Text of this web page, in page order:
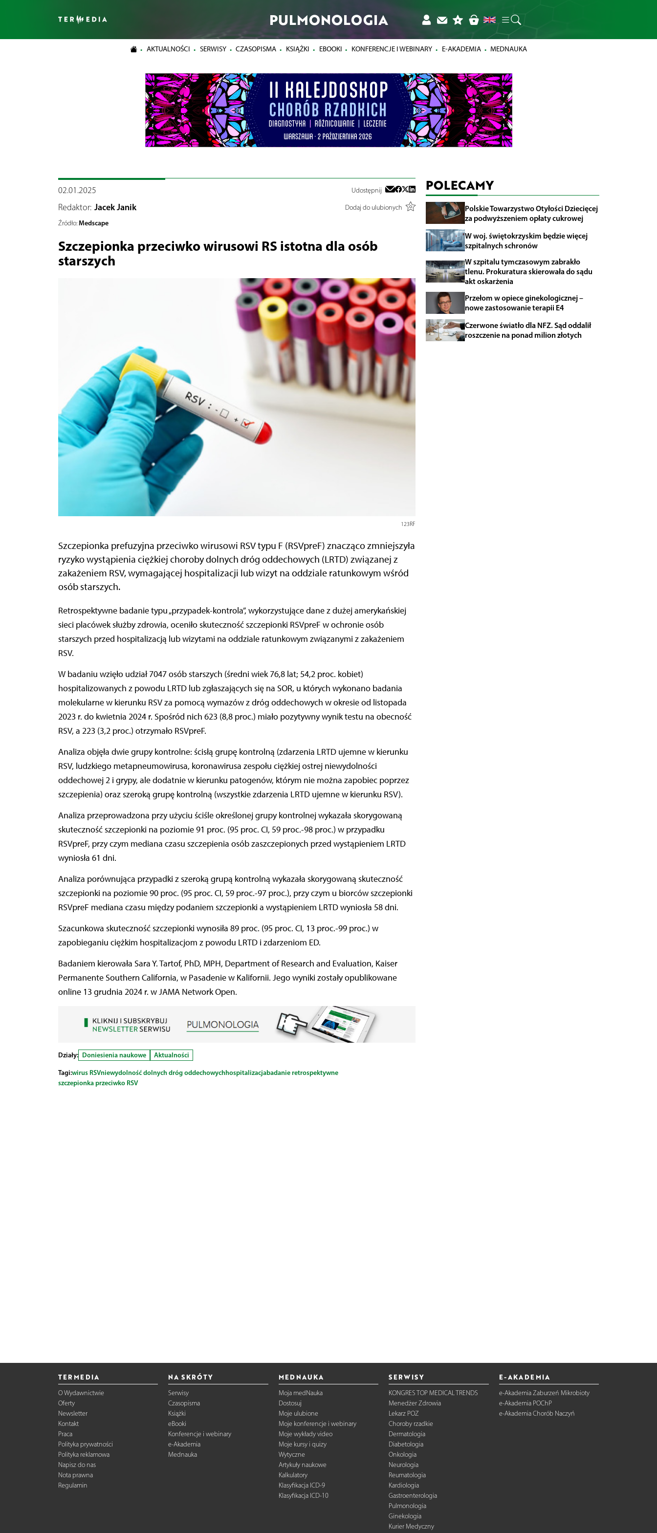
PULMONOLOGIA
AKTUALNOŚCI SERWISY CZASOPISMA KSIĄŻKI EBOOKI KONFERENCJE I WEBINARY E-AKADEMIA MEDNAUKA
02.01.2025 Udostępnij
Redaktor: Jacek Janik
Dodaj do ulubionych
Źródło: Medscape
Szczepionka przeciwko wirusowi RS istotna dla osób
starszych
123RF
Szczepionka prefuzyjna przeciwko wirusowi RSV typu F (RSVpreF) znacząco zmniejszyła
ryzyko wystąpienia ciężkiej choroby dolnych dróg oddechowych (LRTD) związanej z
zakażeniem RSV, wymagającej hospitalizacji lub wizyt na oddziale ratunkowym wśród
osób starszych.
Retrospektywne badanie typu „przypadek-kontrola”, wykorzystujące dane z dużej amerykańskiej
sieci placówek służby zdrowia, oceniło skuteczność szczepionki RSVpreF w ochronie osób
starszych przed hospitalizacją lub wizytami na oddziale ratunkowym związanymi z zakażeniem
RSV.
W badaniu wzięło udział 7047 osób starszych (średni wiek 76,8 lat; 54,2 proc. kobiet)
hospitalizowanych z powodu LRTD lub zgłaszających się na SOR, u których wykonano badania
molekularne w kierunku RSV za pomocą wymazów z dróg oddechowych w okresie od listopada
2023 r. do kwietnia 2024 r. Spośród nich 623 (8,8 proc.) miało pozytywny wynik testu na obecność
RSV, a 223 (3,2 proc.) otrzymało RSVpreF.
Analiza objęła dwie grupy kontrolne: ścisłą grupę kontrolną (zdarzenia LRTD ujemne w kierunku
RSV, ludzkiego metapneumowirusa, koronawirusa zespołu ciężkiej ostrej niewydolności
oddechowej 2 i grypy, ale dodatnie w kierunku patogenów, którym nie można zapobiec poprzez
szczepienia) oraz szeroką grupę kontrolną (wszystkie zdarzenia LRTD ujemne w kierunku RSV).
Analiza przeprowadzona przy użyciu ściśle określonej grupy kontrolnej wykazała skorygowaną
skuteczność szczepionki na poziomie 91 proc. (95 proc. CI, 59 proc.-98 proc.) w przypadku
RSVpreF, przy czym mediana czasu szczepienia osób zaszczepionych przed wystąpieniem LRTD
wyniosła 61 dni.
Analiza porównująca przypadki z szeroką grupą kontrolną wykazała skorygowaną skuteczność
szczepionki na poziomie 90 proc. (95 proc. CI, 59 proc.-97 proc.), przy czym u biorców szczepionki
RSVpreF mediana czasu między podaniem szczepionki a wystąpieniem LRTD wyniosła 58 dni.
Szacunkowa skuteczność szczepionki wynosiła 89 proc. (95 proc. CI, 13 proc.-99 proc.) w
zapobieganiu ciężkim hospitalizacjom z powodu LRTD i zdarzeniom ED.
Badaniem kierowała Sara Y. Tartof, PhD, MPH, Department of Research and Evaluation, Kaiser
Permanente Southern California, w Pasadenie w Kalifornii. Jego wyniki zostały opublikowane
online 13 grudnia 2024 r. w JAMA Network Open.
Działy: Doniesienia naukowe
Aktualności
Tagi:wirus RSVniewydolność dolnych dróg oddechowychhospitalizacjabadanie retrospektywne
szczepionka przeciwko RSV
POLECAMY
Polskie Towarzystwo Otyłości Dziecięcej
za podwyższeniem opłaty cukrowej
W woj. świętokrzyskim będzie więcej
szpitalnych schronów
W szpitalu tymczasowym zabrakło
tlenu. Prokuratura skierowała do sądu
akt oskarżenia
Przełom w opiece ginekologicznej –
nowe zastosowanie terapii E4
Czerwone światło dla NFZ. Sąd oddalił
roszczenie na ponad milion złotych
TERMEDIA
O Wydawnictwie
Oferty
Newsletter
Kontakt
Praca
Polityka prywatności
Polityka reklamowa
Napisz do nas
Nota prawna
Regulamin
NA SKRÓTY
Serwisy
Czasopisma
Książki
eBooki
Konferencje i webinary
e-Akademia
Mednauka
MEDNAUKA
Moja medNauka
Dostosuj
Moje ulubione
Moje konferencje i webinary
Moje wykłady video
Moje kursy i quizy
Wytyczne
Artykuły naukowe
Kalkulatory
Klasyfikacja ICD-9
Klasyfikacja ICD-10
SERWISY
KONGRES TOP MEDICAL TRENDS
Menedżer Zdrowia
Lekarz POZ
Choroby rzadkie
Dermatologia
Diabetologia
Onkologia
Neurologia
Reumatologia
Kardiologia
Gastroenterologia
Pulmonologia
Ginekologia
Kurier Medyczny
E-AKADEMIA
e-Akademia Zaburzeń Mikrobioty
e-Akademia POChP
e-Akademia Chorób Naczyń